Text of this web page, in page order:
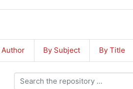
Author By Subject By Title